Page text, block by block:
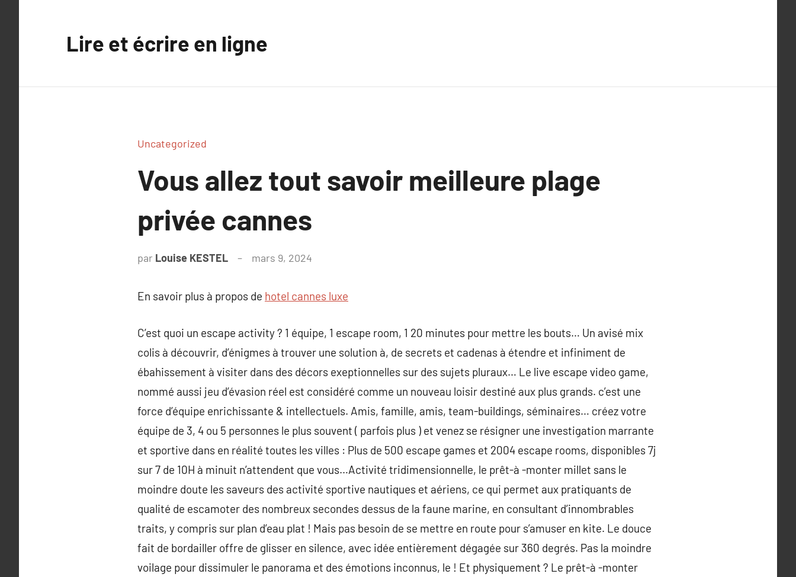
Lire et écrire en ligne
Uncategorized
Vous allez tout savoir meilleure plage
privée cannes
par Louise KESTEL mars 9, 2024
En savoir plus à propos de hotel cannes luxe
C’est quoi un escape activity ? 1 équipe, 1 escape room, 1 20 minutes pour mettre les bouts… Un avisé mix
colis à découvrir, d’énigmes à trouver une solution à, de secrets et cadenas à étendre et infiniment de
ébahissement à visiter dans des décors exeptionnelles sur des sujets pluraux… Le live escape video game,
nommé aussi jeu d’évasion réel est considéré comme un nouveau loisir destiné aux plus grands. c’est une
force d’équipe enrichissante & intellectuels. Amis, famille, amis, team-buildings, séminaires… créez votre
équipe de 3, 4 ou 5 personnes le plus souvent ( parfois plus ) et venez se résigner une investigation marrante
et sportive dans en réalité toutes les villes : Plus de 500 escape games et 2004 escape rooms, disponibles 7j
sur 7 de 10H à minuit n’attendent que vous…Activité tridimensionnelle, le prêt-à -monter millet sans le
moindre doute les saveurs des activité sportive nautiques et aériens, ce qui permet aux pratiquants de
qualité de escamoter des nombreux secondes dessus de la faune marine, en consultant d’innombrables
traits, y compris sur plan d’eau plat ! Mais pas besoin de se mettre en route pour s’amuser en kite. Le douce
fait de bordailler offre de glisser en silence, avec idée entièrement dégagée sur 360 degrés. Pas la moindre
voilage pour dissimuler le panorama et des émotions inconnus, le ! Et physiquement ? Le prêt-à -monter